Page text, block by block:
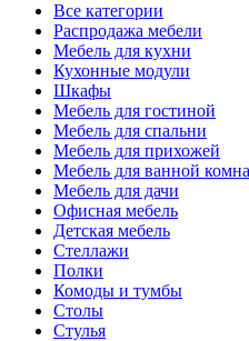
Все категории
Распродажа мебели
Мебель для кухни
Кухонные модули
Шкафы
Мебель для гостиной
Мебель для спальни
Мебель для прихожей
Мебель для ванной
Мебель для дачи
Офисная мебель
Детская мебель
Стеллажи
Полки
Комоды и тумбы
Столы
Стулья